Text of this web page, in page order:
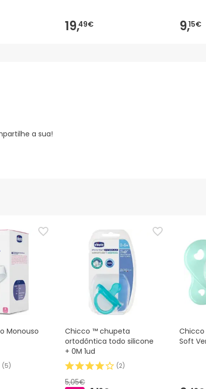
19,49€ 9,15€
a sua!
Monouso
(5)
Chicco ™ chupeta
ortodôntica todo silicone
+ 0M 1ud
(2)
5,05€
Chicco
Soft